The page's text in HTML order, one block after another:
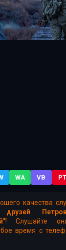
WA VB PT
качества
друзей
! Слушайте
время с